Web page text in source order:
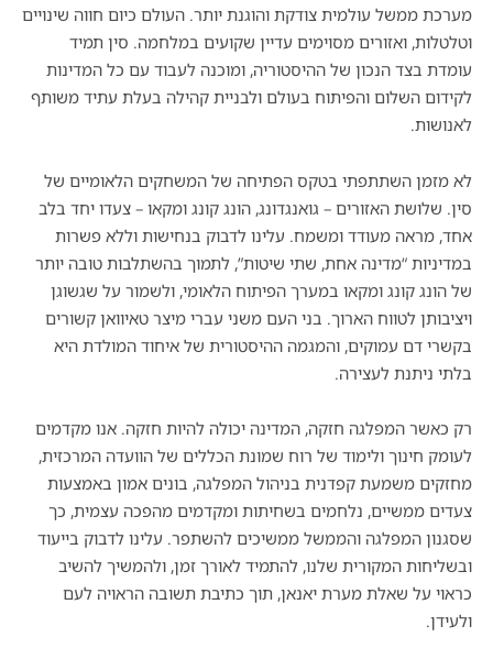
מערכת ממשל עולמית צודקת והוגנת יותר. העולם כיום חווה שינויים
וטלטלות, ואזורים מסוימים עדיין שקועים במלחמה. סין תמיד
עומדת בצד הנכון של ההיסטוריה, ומוכנה לעבוד עם כל המדינות
לקידום השלום והפיתוח בעולם ולבניית קהילה בעלת עתיד משותף
לאנושות.
לא מזמן השתתפתי בטקס הפתיחה של המשחקים הלאומיים של
סין. שלושת האזורים – גואנגדונג, הונג קונג ומקאו – צעדו יחד בלב
אחד, מראה מעודד ומשמח. עלינו לדבוק בנחישות וללא פשרות
במדיניות “מדינה אחת, שתי שיטות”, לתמוך בהשתלבות טובה יותר
של הונג קונג ומקאו במערך הפיתוח הלאומי, ולשמור על שגשוגן
ויציבותן לטווח הארוך. בני העם משני עברי מיצר טאיוואן קשורים
בקשרי דם עמוקים, והמגמה ההיסטורית של איחוד המולדת היא
בלתי ניתנת לעצירה.
רק כאשר המפלגה חזקה, המדינה יכולה להיות חזקה. אנו מקדמים
לעומק חינוך ולימוד של רוח שמונת הכללים של הוועדה המרכזית,
מחזקים משמעת קפדנית בניהול המפלגה, בונים אמון באמצעות
צעדים ממשיים, נלחמים בשחיתות ומקדמים מהפכה עצמית, כך
שסגנון המפלגה והממשל ממשיכים להשתפר. עלינו לדבוק בייעוד
ובשליחות המקורית שלנו, להתמיד לאורך זמן, ולהמשיך להשיב
כראוי על שאלת מערת יאנאן, תוך כתיבת תשובה הראויה לעם
ולעידן.